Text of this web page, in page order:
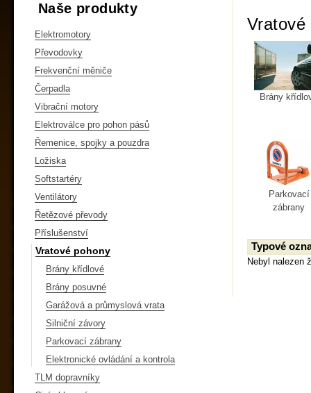
Naše produkty
Elektromotory
Převodovky
Frekvenční měniče
Čerpadla
Vibrační motory
Elektroválce pro pohon pásů
Řemenice, spojky a pouzdra
Ložiska
Softstartéry
Ventilátory
Řetězové převody
Příslušenství
Vratové pohony
Brány křídlové
Brány posuvné
Garážová a průmyslová vrata
Silniční závory
Parkovací zábrany
Elektronické ovládání a kontrola
TLM dopravníky
Vratové
Brány
Parkovací
zábrany
Typové
Nebyl nalezen